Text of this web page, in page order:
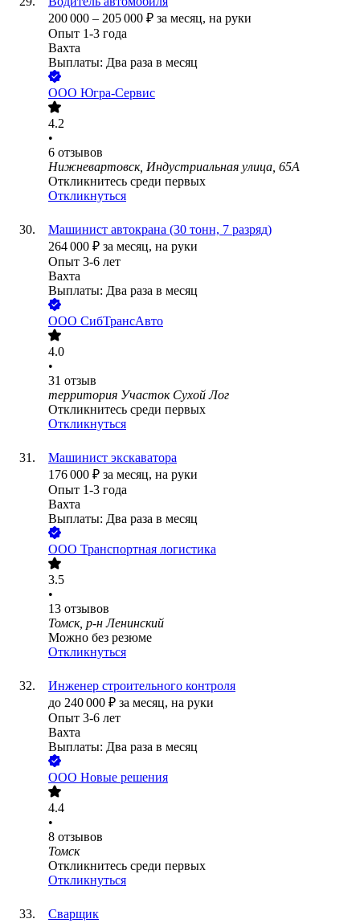
200 000 – 205 000 ₽ за месяц, на руки
Опыт 1-3 года
Вахта
Выплаты: Два раза в месяц
ООО Югра-Сервис
4.2
•
6 отзывов
Нижневартовск, Индустриальная улица, 65А
Откликнитесь среди первых
Откликнуться
Машинист автокрана (30 тонн, 7 разряд)
264 000 ₽ за месяц, на руки
Опыт 3-6 лет
Вахта
Выплаты: Два раза в месяц
ООО СибТрансАвто
4.0
•
31 отзыв
территория Участок Сухой Лог
Откликнитесь среди первых
Откликнуться
Машинист экскаватора
176 000 ₽ за месяц, на руки
Опыт 1-3 года
Вахта
Выплаты: Два раза в месяц
ООО Транспортная логистика
3.5
•
13 отзывов
Томск, р-н Ленинский
Можно без резюме
Откликнуться
Инженер строительного контроля
до 240 000 ₽ за месяц, на руки
Опыт 3-6 лет
Вахта
Выплаты: Два раза в месяц
ООО Новые решения
4.4
•
8 отзывов
Томск
Откликнитесь среди первых
Откликнуться
Сварщик